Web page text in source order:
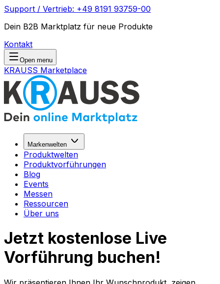
Support / Vertrieb: +49 8191 93759-00
Dein B2B Marktplatz für neue Produkte
Kontakt
Open menu
KRAUSS Marketplace
Markenwelten
Produktwelten
Produktvorführungen
Blog
Events
Messen
Ressourcen
Über uns
Jetzt kostenlose Live
Vorführung buchen!